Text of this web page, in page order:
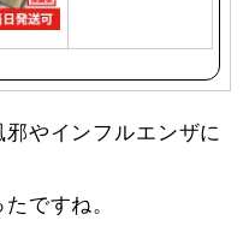
入
やインフルエンザに
ですね。